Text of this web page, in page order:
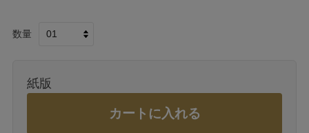
数量
紙版
カートに入れる